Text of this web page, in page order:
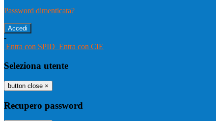
Password dimenticata?
-
Entra con SPID Entra con CIE
Seleziona utente
button close ×
Recupero password